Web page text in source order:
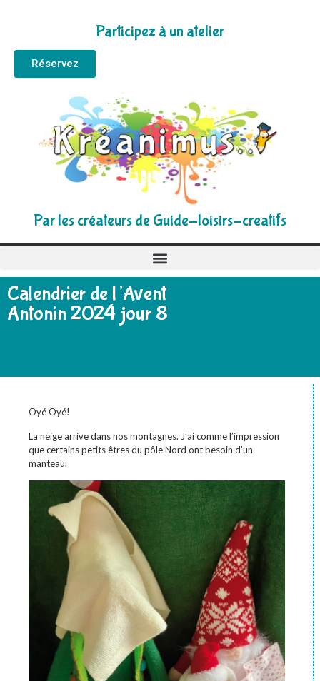
Participez à un atelier
Réservez
Par les créateurs de Guide-loisirs-creatifs
Calendrier de l’Avent
Antonin 2024 jour 8
Oyé Oyé!
La neige arrive dans nos montagnes. J’ai comme l’impression
que certains petits êtres du pôle Nord ont besoin d’un
manteau.